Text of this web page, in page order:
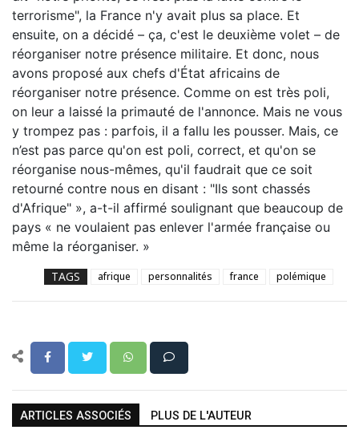
terrorisme", la France n'y avait plus sa place. Et
ensuite, on a décidé – ça, c'est le deuxième volet – de
réorganiser notre présence militaire. Et donc, nous
avons proposé aux chefs d'État africains de
réorganiser notre présence. Comme on est très poli,
on leur a laissé la primauté de l'annonce. Mais ne vous
y trompez pas : parfois, il a fallu les pousser. Mais, ce
n’est pas parce qu'on est poli, correct, et qu'on se
réorganise nous-mêmes, qu'il faudrait que ce soit
retourné contre nous en disant : "Ils sont chassés
d'Afrique" », a-t-il affirmé soulignant que beaucoup de
pays « ne voulaient pas enlever l'armée française ou
même la réorganiser. »
TAGS afrique personnalités france polémique
ARTICLES ASSOCIÉS PLUS DE L'AUTEUR